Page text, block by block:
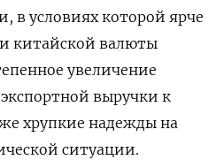
в условиях которой ярче
китайской валюты
увеличение
выручки к
хрупкие надежды на
ситуации.